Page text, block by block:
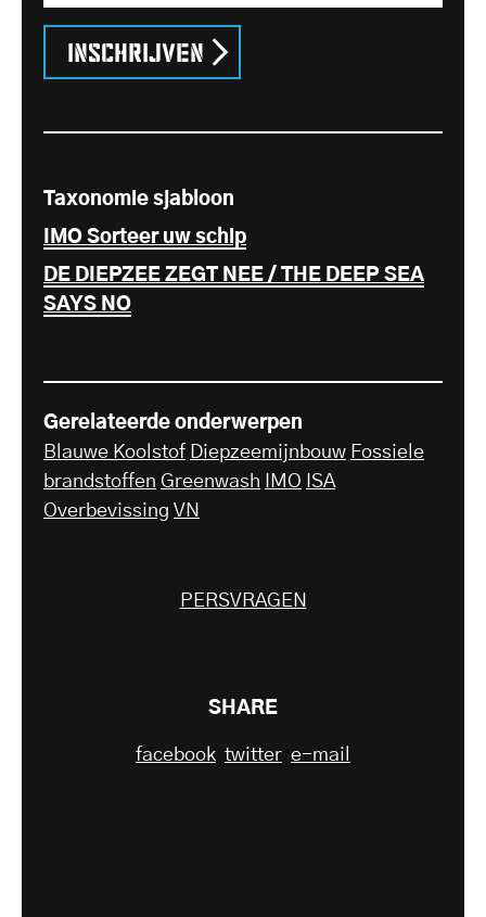
Inschrijven
Taxonomie sjabloon
IMO Sorteer uw schip
DE DIEPZEE ZEGT NEE / THE DEEP SEA
SAYS NO
Gerelateerde onderwerpen
Blauwe Koolstof Diepzeemijnbouw Fossiele
brandstoffen Greenwash IMO
ISA
Overbevissing VN
PERSVRAGEN
SHARE
facebook twitter e-mail